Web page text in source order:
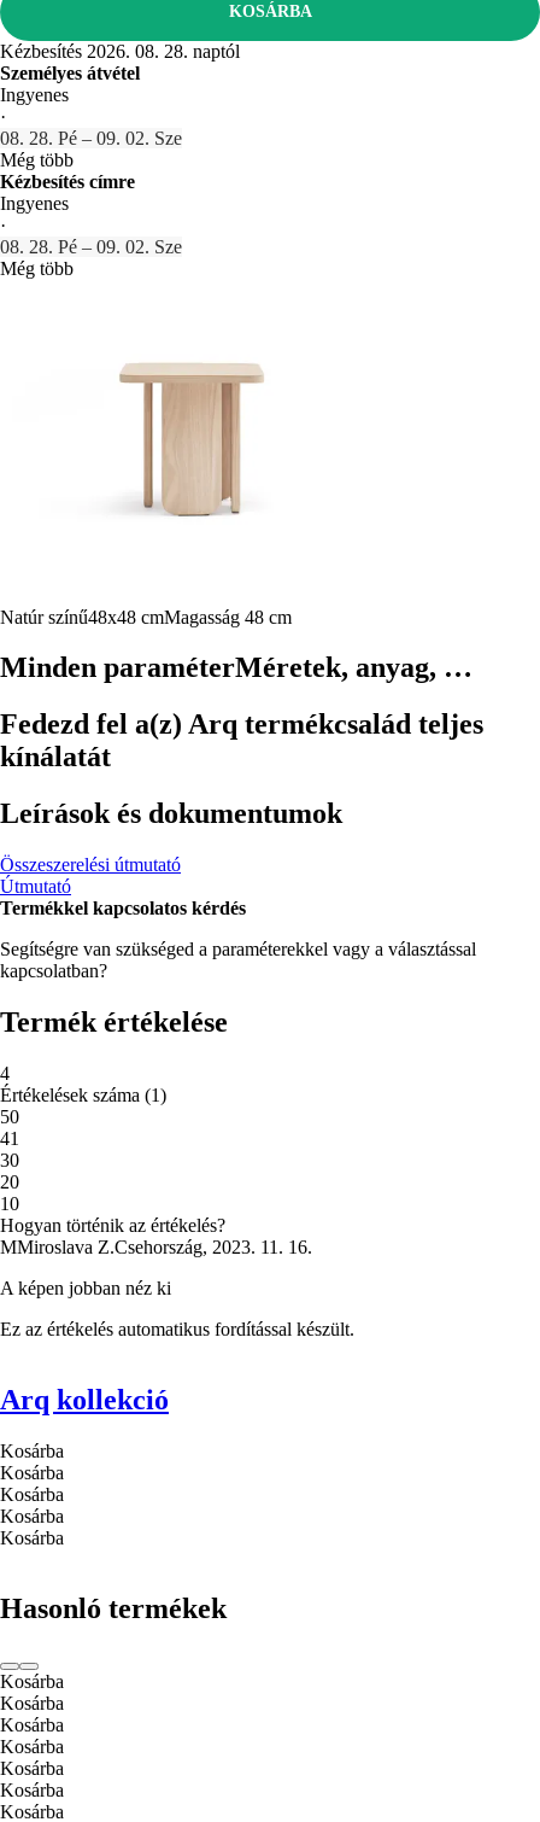
KOSÁRBA
Kézbesítés 2026. 08. 28. naptól
Személyes átvétel
Ingyenes
·
08. 28. Pé – 09. 02. Sze
Még több
Kézbesítés címre
Ingyenes
·
08. 28. Pé – 09. 02. Sze
Még több
Natúr színű48x48 cmMagasság 48 cm
Minden paraméterMéretek, anyag, …
Fedezd fel a(z) Arq termékcsalád teljes
kínálatát
Leírások és dokumentumok
Összeszerelési útmutató
Útmutató
Termékkel kapcsolatos kérdés
Segítségre van szükséged a paraméterekkel vagy a választással
kapcsolatban?
Termék értékelése
4
Értékelések száma (1)
50
41
30
20
10
Hogyan történik az értékelés?
MMiroslava Z.Csehország, 2023. 11. 16.
A képen jobban néz ki
Ez az értékelés automatikus fordítással készült.
Arq kollekció
Kosárba
Kosárba
Kosárba
Kosárba
Kosárba
Hasonló termékek
Kosárba
Kosárba
Kosárba
Kosárba
Kosárba
Kosárba
Kosárba